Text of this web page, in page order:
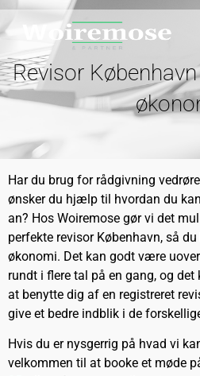
Revisor
Har du brug for rådgivning
ønsker du hjælp til hvordan du
an? Hos Woiremose gør vi det
perfekte revisor København, så
økonomi. Det kan godt være
rundt i flere tal på en gang, og
at benytte dig af en registreret
give et bedre indblik i de
Hvis du er nysgerrig på hvad vi
velkommen til at booke et møde